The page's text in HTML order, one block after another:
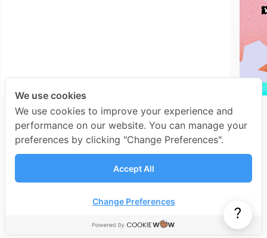
?
We use cookies
We use cookies to improve your experience and
performance on our website. You can manage your
preferences by clicking "Change Preferences".
Accept All
Change Preferences